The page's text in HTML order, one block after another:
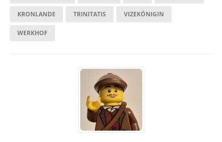
KRONLANDE TRINITATIS VIZEKÖNIGIN
WERKHOF